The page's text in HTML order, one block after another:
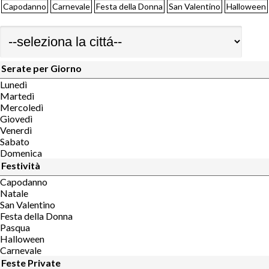
Capodanno Carnevale Festa della Donna San Valentino Halloween
Serate per Giorno
Lunedì
Martedì
Mercoledì
Giovedì
Venerdì
Sabato
Domenica
Festività
Capodanno
Natale
San Valentino
Festa della Donna
Pasqua
Halloween
Carnevale
Feste Private